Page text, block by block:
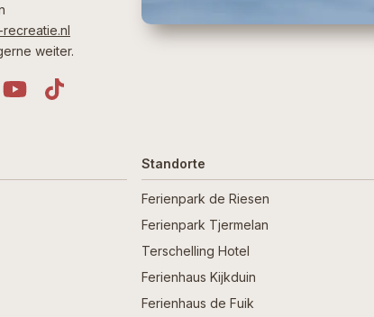
weiter.
Standorte
Ferienpark de Riesen
Ferienpark Tjermelan
Terschelling Hotel
Ferienhaus Kijkduin
Ferienhaus de Fuik